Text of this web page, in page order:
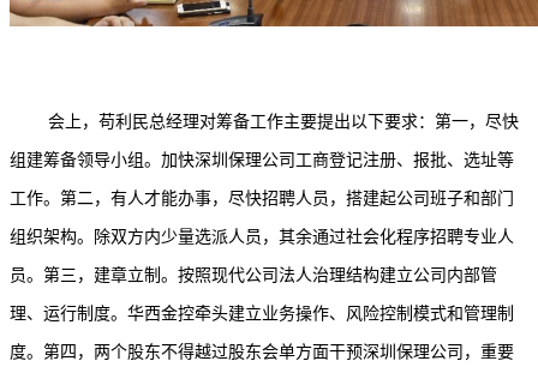
会上，苟利民总经理对筹备工作主要提出以下要求：第一，尽快
组建筹备领导小组。加快深圳保理公司工商登记注册、报批、选址等
工作。第二，有人才能办事，尽快招聘人员，搭建起公司班子和部门
组织架构。除双方内少量选派人员，其余通过社会化程序招聘专业人
员。第三，建章立制。按照现代公司法人治理结构建立公司内部管
理、运行制度。华西金控牵头建立业务操作、风险控制模式和管理制
度。第四，两个股东不得越过股东会单方面干预深圳保理公司，重要